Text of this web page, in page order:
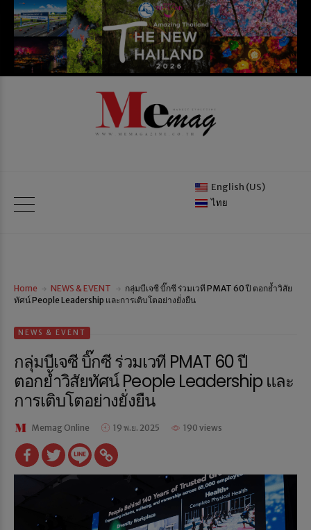
English (US)
ไทย
Home NEWS & EVENT
กลุ่มบีเจซี บิ๊กซี ร่วมเวที PMAT 60 ปี ตอกย้ำวิสัย
ทัศน์ People Leadership และการเติบโตอย่างยั่งยืน
NEWS & EVENT
กลุ่มบีเจซี บิ๊กซี ร่วมเวที PMAT 60 ปี
ตอกย้ำวิสัยทัศน์ People Leadership และ
การเติบโตอย่างยั่งยืน
Memag Online 19 พ.ย. 2025 190 views